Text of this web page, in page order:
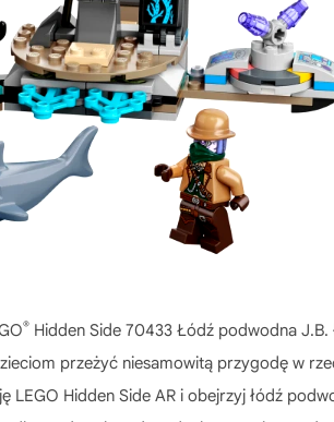
® Hidden Side 70433 Łódź podwodna
przeżyć niesamowitą przygodę w
LEGO Hidden Side AR i obejrzyj łódź